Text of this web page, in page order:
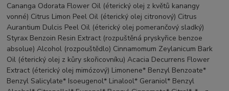
Cananga Odorata Flower Oil (éterický olej z květů kanangy
vonné) Citrus Limon Peel Oil (éterický olej citronový) Citrus
Aurantium Dulcis Peel Oil (éterický olej pomerančový sladký)
Styrax Benzoin Resin Extract (rozpuštěná pryskyřice benzoe
absolue) Alcohol (rozpouštědlo) Cinnamomum Zeylanicum Bark
Oil (éterický olej z kůry skořicovníku) Acacia Decurrens Flower
Extract (éterický olej mimózový) Limonene* Benzyl Benzoate*
Benzyl Salicylate* Isoeugenol* Linalool* Geraniol* Benzyl